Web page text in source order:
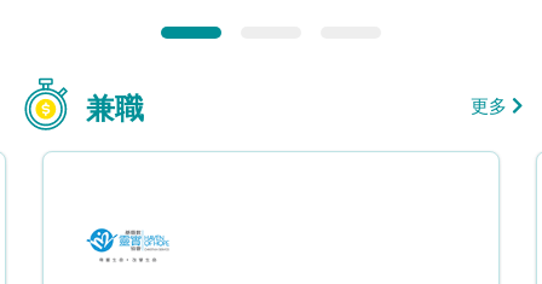
兼職 更多